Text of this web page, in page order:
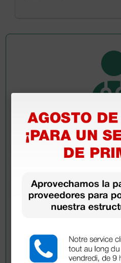
Pregúntale a un colega
¿Todavía tienes alguna
han adquirido este producto.